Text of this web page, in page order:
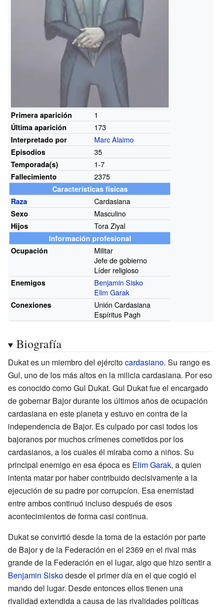
Primera aparición 1
Última aparición 173
Interpretado por Marc Alaimo
Episodios 35
Temporada(s) 1-7
Fallecimiento 2375
Características físicas
Raza
Cardasiana
Sexo Masculino
Hijos Tora Ziyal
Información profesional
Ocupación
Militar
Jefe de gobierno
Líder religioso
Enemigos
Benjamin Sisko
Elim Garak
Conexiones
Unión Cardasiana
Espíritus Pagh
Biografía
Dukat es un miembro del ejércitocardasiano. Su rango es
Gul, uno de los más altos en la milicia cardasiana. Por eso
es conocido como Gul Dukat. Gul Dukat fue el encargado
de gobernar Bajor durante los últimos años de ocupación
cardasiana en este planeta y estuvo en contra de la
independencia de Bajor. Es culpado por casi todos los
bajoranos por muchos crímenes cometidos por los
cardasianos, a los cuales él miraba como a niños. Su
principal enemigo en esa época es Elim Garak, a quien
intenta matar por haber contribuido decisivamente a la
ejecución de su padre por corrupcíon. Esa enemistad
entre ambos continuó incluso después de esos
acontecimientos de forma casi continua.
Dukat se convirtió desde la toma de la estación por parte
de Bajor y de la Federación en el 2369 en el rival más
grande de la Federación en el lugar, algo que hizo sentir a
Benjamin Siskodesde el primer día en el que cogió el
mando del lugar. Desde entonces ellos tienen una
rivalidad extendida a causa de las rivalidades políticas